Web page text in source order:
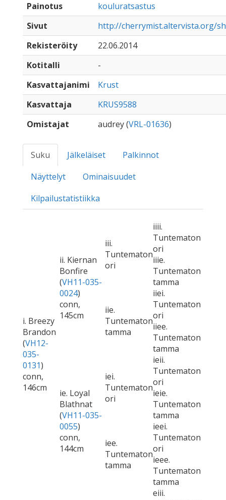
Painotus
kouluratsastus
Sivut
http://cherrymist.altervista.org/
Rekisteröity
22.06.2014
Kotitalli
-
Kasvattajanimi
Krust
Kasvattaja
KRUS9588
Omistajat
audrey (VRL-01636)
Suku Jälkeläiset
Palkinnot
Näyttelyt
Ominaisuudet
Kilpailustatistiikka
i. Breezy
Brandon
(VH12-
035-
0131)
conn,
146cm
ii. Kiernan
Bonfire
(VH11-035-
0024)
conn,
145cm
iii.
Tuntematon
ori
iiii.
Tuntematon
ori
iiie.
Tuntematon
tamma
iie.
Tuntematon
tamma
iiei.
Tuntematon
ori
iiee.
Tuntematon
tamma
ie. Loyal
Blathnat
(VH11-035-
0055)
conn,
144cm
iei.
Tuntematon
ori
ieii.
Tuntematon
ori
ieie.
Tuntematon
tamma
iee.
Tuntematon
tamma
ieei.
Tuntematon
ori
ieee.
Tuntematon
tamma
eiii.